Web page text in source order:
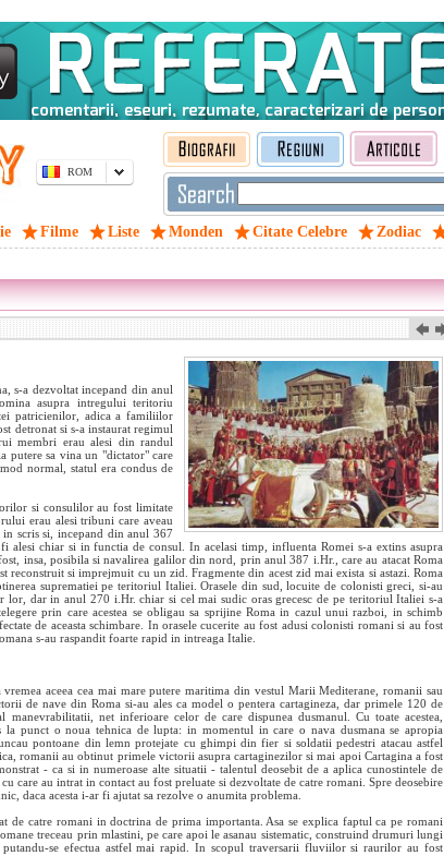
ROM
Filme Liste Monden Citate Celebre Zodiac
s-a dezvoltat incepand din anul
asupra intregului teritoriu
patricienilor, adica a familiilor
detronat si s-a instaurat regimul
membri erau alesi din randul
putere sa vina un "dictator" care
normal, statul era condus de
si consulilor au fost limitate
erau alesi tribuni care aveau
in scris si, incepand din anul 367
chiar si in functia de consul. In acelasi timp, influenta Romei s-a extins asupra
insa, posibila si navalirea galilor din nord, prin anul 387 i.Hr., care au atacat Roma
reconstruit si imprejmuit cu un zid. Fragmente din acest zid mai exista si astazi. Roma
suprematiei pe teritoriul Italiei. Orasele din sud, locuite de colonisti greci, si-au
lor, dar in anul 270 i.Hr. chiar si cel mai sudic oras grecesc de pe teritoriul Italiei s-a
prin care acestea se obligau sa sprijine Roma in cazul unui razboi, in schimb
de aceasta schimbare. In orasele cucerite au fost adusi colonisti romani si au fost
s-au raspandit foarte rapid in intreaga Italie.
aceea cea mai mare putere maritima din vestul Marii Mediterane, romanii sau
de nave din Roma si-au ales ca model o pentera cartagineza, dar primele 120 de
net inferioare celor de care dispunea dusmanul. Cu toate acestea,
la punct o noua tehnica de lupta: in momentul in care o nava dusmana se apropia
pontoane din lemn protejate cu ghimpi din fier si soldatii pedestri atacau astfel
romanii au obtinut primele victorii asupra cartaginezilor si mai apoi Cartagina a fost
- ca si in numeroase alte situatii - talentul deosebit de a aplica cunostintele de
care au intrat in contact au fost preluate si dezvoltate de catre romani. Spre deosebire
daca acesta i-ar fi ajutat sa rezolve o anumita problema.
de catre romani in doctrina de prima importanta. Asa se explica faptul ca pe romani
treceau prin mlastini, pe care apoi le asanau sistematic, construind drumuri lungi
se efectua astfel mai rapid. In scopul traversarii fluviilor si raurilor au fost